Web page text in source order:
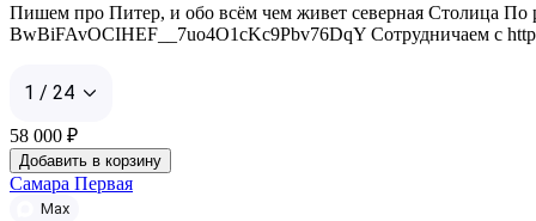
Пишем про Питер, и обо всём чем живет северная Столица По
BwBiFAvOCIHEF__7uo4O1cKc9Pbv76DqY Сотрудничаем с
1 / 24
58 000 ₽
Добавить в корзину
Самара Первая
Max